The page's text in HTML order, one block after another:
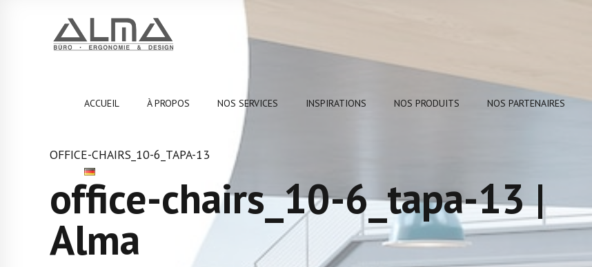
ACCUEIL À PROPOS NOS SERVICES INSPIRATIONS NOS PRODUITS NOS PARTENAIRES
OFFICE-CHAIRS_10-6_TAPA-13
office-chairs_10-6_tapa-13 |
Alma